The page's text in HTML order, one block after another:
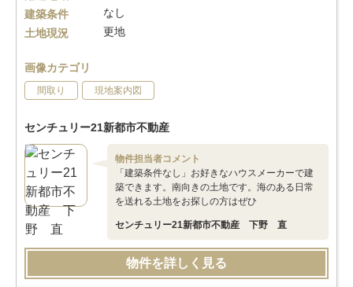
建築条件
なし
土地現況
更地
画像カテゴリ
間取り 現地案内図
センチュリー21新都市不動産
物件担当者コメント
「建築条件なし」お好きなハウスメーカーで建
築できます。南向きの土地です。海のある日常
を送れる土地をお探しの方はぜひ
センチュリー21新都市不動産 下野 直
物件を詳しく見る